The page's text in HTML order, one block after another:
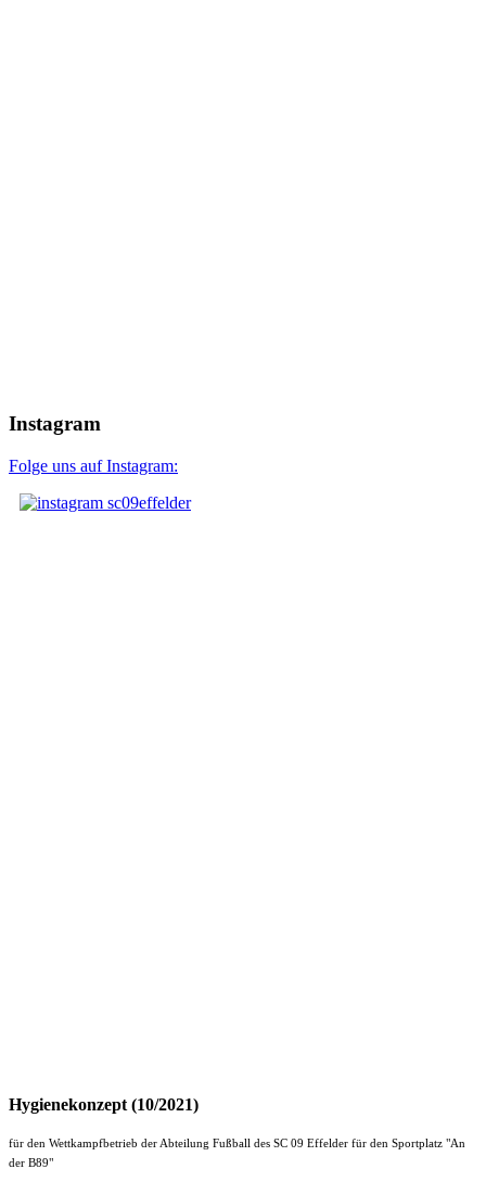
Instagram
Folge uns auf Instagram:
Hygienekonzept (10/2021)
für den Wettkampfbetrieb der Abteilung Fußball des SC 09 Effelder für den Sportplatz "An
der B89"